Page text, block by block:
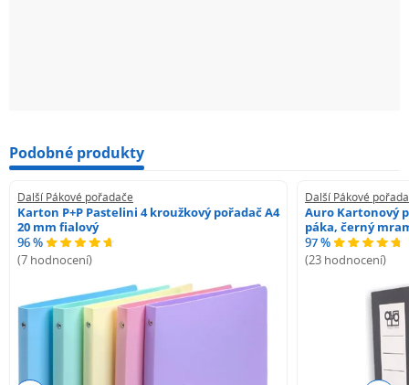
Podobné produkty
Další Pákové pořadače
Karton P+P Pastelini 4 kroužkový pořadač A4
20 mm fialový
96 %
(7 hodnocení)
Další Pákové
Auro Kartonový
páka, černý
97 %
(23 hodnocení)